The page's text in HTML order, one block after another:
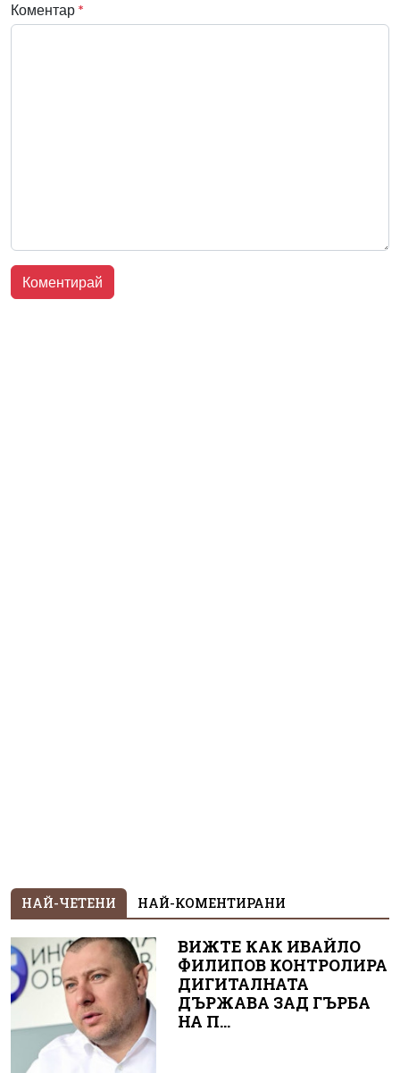
Коментар *
НАЙ-ЧЕТЕНИ НАЙ-КОМЕНТИРАНИ
ВИЖТЕ КАК ИВАЙЛО
ФИЛИПОВ КОНТРОЛИРА
ДИГИТАЛНАТА
ДЪРЖАВА ЗАД ГЪРБА
НА П...